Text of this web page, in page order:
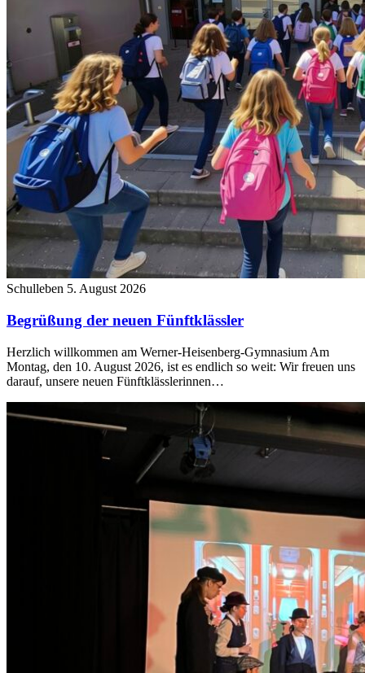
Schulleben 5. August 2026
Begrüßung der neuen Fünftklässler
Herzlich willkommen am Werner-Heisenberg-Gymnasium Am
Montag, den 10. August 2026, ist es endlich so weit: Wir freuen uns
darauf, unsere neuen Fünftklässlerinnen…